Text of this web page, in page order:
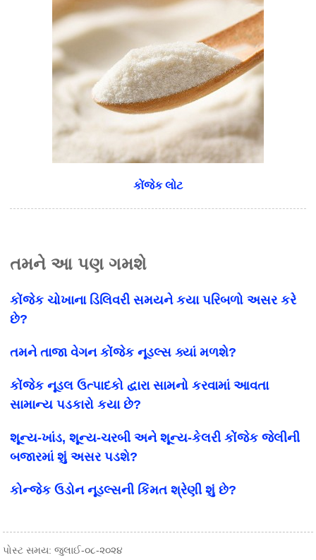
કોંજેક લોટ
તમને આ પણ ગમશે
કોંજેક ચોખાના ડિલિવરી સમયને કયા પરિબળો અસર કરે
છે?
તમને તાજા વેગન કોંજેક નૂડલ્સ ક્યાં મળશે?
કોંજેક નૂડલ ઉત્પાદકો દ્વારા સામનો કરવામાં આવતા
સામાન્ય પડકારો કયા છે?
શૂન્ય-ખાંડ, શૂન્ય-ચરબી અને શૂન્ય-કેલરી કોંજેક જેલીની
બજારમાં શું અસર પડશે?
કોન્જેક ઉડોન નૂડલ્સની કિંમત શ્રેણી શું છે?
પોસ્ટ સમય: જુલાઈ-૦૮-૨૦૨૪